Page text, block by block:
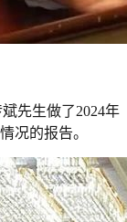
先生做了2024年
况的报告。